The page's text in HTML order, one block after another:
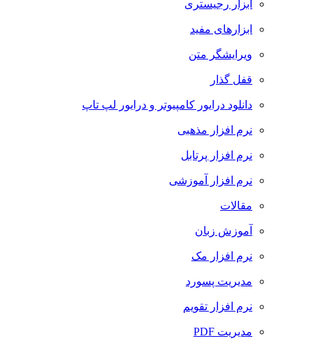
ابزار رجیستری
ابزارهای مفید
ویرایشگر متن
قفل گذار
دانلود درایور کامپیوتر و درایور لپ تاپ
نرم افزار مذهبی
نرم افزار پرتابل
نرم افزار آموزشی
مقالات
آموزش زبان
نرم افزار مک
مدیریت پسورد
نرم افزار تقویم
مدیریت PDF